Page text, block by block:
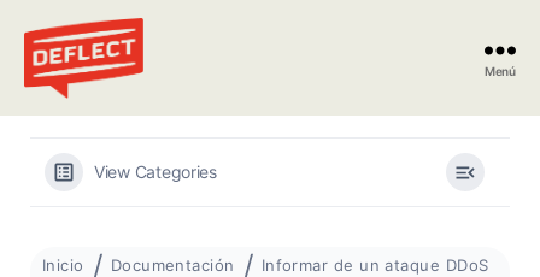
Deflect
Menú
View Categories
Inicio Documentación
Informar de un ataque DDoS